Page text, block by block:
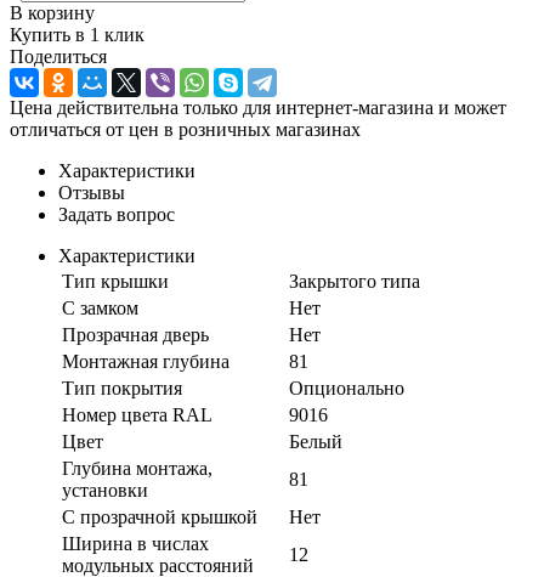
В корзину
Купить в 1 клик
Поделиться
Цена действительна только для интернет-магазина и может
отличаться от цен в розничных магазинах
Характеристики
Отзывы
Задать вопрос
Характеристики
Тип крышки
Закрытого типа
С замком
Нет
Прозрачная дверь
Нет
Монтажная глубина
81
Тип покрытия
Опционально
Номер цвета RAL
9016
Цвет
Белый
Глубина монтажа,
установки
81
С прозрачной крышкой
Нет
Ширина в числах
модульных расстояний
12